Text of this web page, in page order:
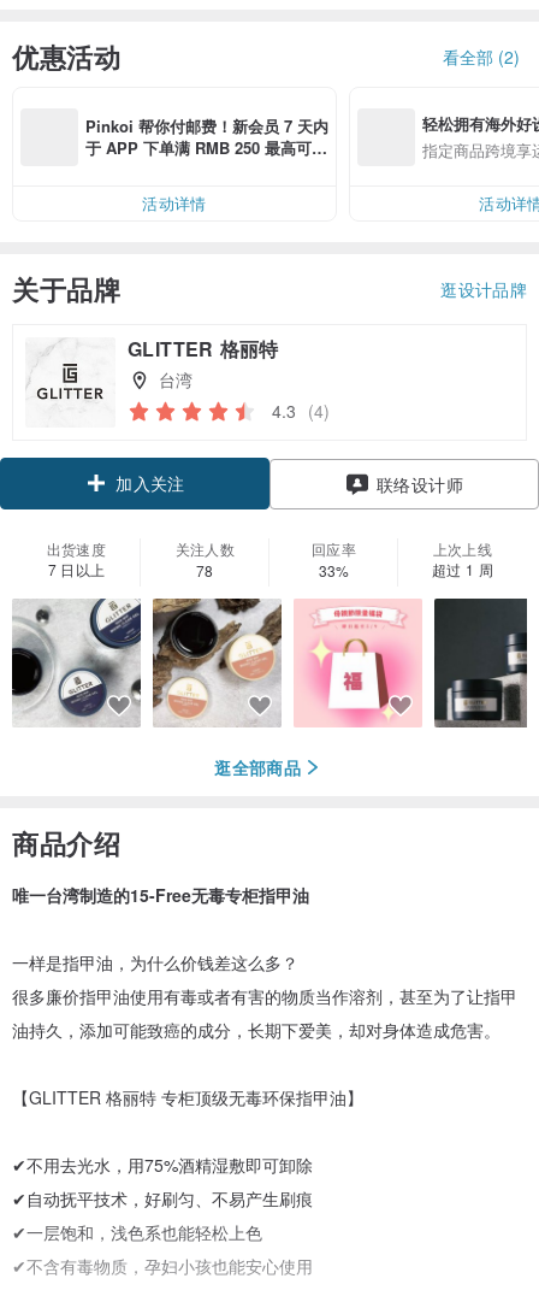
优惠活动 看全部 (2)
Pinkoi 帮你付邮费！新会员 7 天内
于 APP 下单满 RMB 250 最高可折
活动详情
轻松拥有海外好
指定商品跨境享
活动详
关于品牌 逛设计品牌
GLITTER 格丽特
台湾
4.3 (4)
加入关注 联络设计师
出货速度
7 日以上
关注人数
78
回应率
33%
上次上线
超过 1 周
逛全部商品
商品介绍
唯一台湾制造的15-Free无毒专柜指甲油
一样是指甲油，为什么价钱差这么多？
很多廉价指甲油使用有毒或者有害的物质当作溶剂，甚至为了让指甲
油持久，添加可能致癌的成分，长期下爱美，却对身体造成危害。
【GLITTER 格丽特 专柜顶级无毒环保指甲油】
✔不用去光水，用75%酒精湿敷即可卸除
✔自动抚平技术，好刷匀、不易产生刷痕
✔一层饱和，浅色系也能轻松上色
✔不含有毒物质，孕妇小孩也能安心使用